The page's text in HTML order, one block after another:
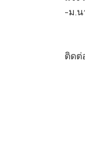
-ม.น
ติดต่